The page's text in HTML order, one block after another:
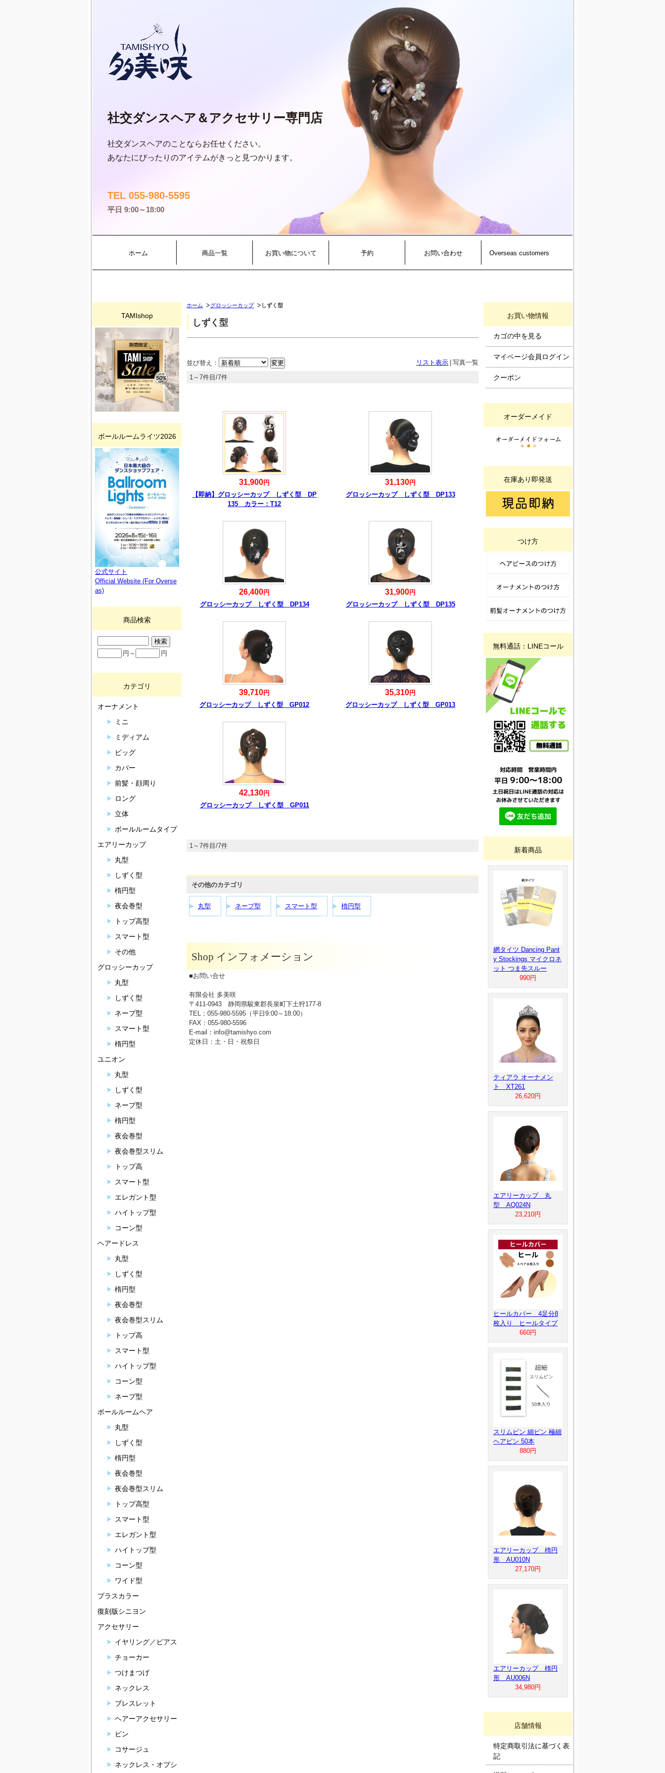
社交ダンスヘア＆アクセサリー専門店
社交ダンスヘアのことならお任せください。
あなたにぴったりのアイテムがきっと見つかります。
TEL 055-980-5595
平日 9:00～18:00
ホーム 商品一覧 お買い物について 予約 お問い合わせ Overseas customers
ホーム グロッシーカップ しずく型
しずく型
リスト表示 | 写真一覧
並び替え：
1～7件目/7件
31,900円
【即納】グロッシーカップ しずく型 DP
135 カラー：T12
31,130円
グロッシーカップ しずく型 DP133
26,400円
グロッシーカップ しずく型 DP134
31,900円
グロッシーカップ しずく型 DP135
39,710円
グロッシーカップ しずく型 GP012
35,310円
グロッシーカップ しずく型 GP013
42,130円
グロッシーカップ しずく型 GP011
1～7件目/7件
その他のカテゴリ
丸型 ネープ型 スマート型 楕円型
Shop インフォメーション
■お問い合せ
有限会社 多美咲
〒411-0943 静岡県駿東郡長泉町下土狩177-8
TEL：055-980-5595（平日9:00～18:00）
FAX：055-980-5596
E-mail：info@tamishyo.com
定休日：土・日・祝祭日
TAMIshop
ボールルームライツ2026
公式サイト
Official Website (For Overse
as)
商品検索
円～ 円
カテゴリ
オーナメント
ミニ
ミディアム
ビッグ
カバー
前髪・顔周り
ロング
立体
ボールルームタイプ
エアリーカップ
丸型
しずく型
楕円型
夜会巻型
トップ高型
スマート型
その他
グロッシーカップ
丸型
しずく型
ネープ型
スマート型
楕円型
ユニオン
丸型
しずく型
ネープ型
楕円型
夜会巻型
夜会巻型スリム
トップ高
スマート型
エレガント型
ハイトップ型
コーン型
ヘアードレス
丸型
しずく型
楕円型
夜会巻型
夜会巻型スリム
トップ高
スマート型
ハイトップ型
コーン型
ネープ型
ボールルームヘア
丸型
しずく型
楕円型
夜会巻型
夜会巻型スリム
トップ高型
スマート型
エレガント型
ハイトップ型
コーン型
ワイド型
プラスカラー
復刻版シニヨン
アクセサリー
イヤリング／ピアス
チョーカー
つけまつげ
ネックレス
ブレスレット
ヘアーアクセサリー
ピン
コサージュ
ネックレス・オプシ
お買い物情報
カゴの中を見る
マイページ会員ログイン
クーポン
オーダーメイド
在庫あり即発送
つけ方
無料通話：LINEコール
新着商品
網タイツ Dancing Pant
y Stockings マイクロネ
ット つま先スルー
990円
ティアラ オーナメン
ト XT261
26,620円
エアリーカップ 丸
型 AQ024N
23,210円
ヒールカバー 4足分8
枚入り ヒールタイプ
660円
スリムピン 細ピン 極細
ヘアピン 50本
880円
エアリーカップ 楕円
形 AU010N
27,170円
エアリーカップ 楕円
形 AU006N
34,980円
店舗情報
特定商取引法に基づく表
記